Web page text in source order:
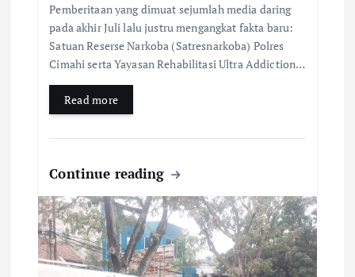
Pemberitaan yang dimuat sejumlah media daring
pada akhir Juli lalu justru mengangkat fakta baru:
Satuan Reserse Narkoba (Satresnarkoba) Polres
Cimahi serta Yayasan Rehabilitasi Ultra Addiction…
Read more
Continue reading